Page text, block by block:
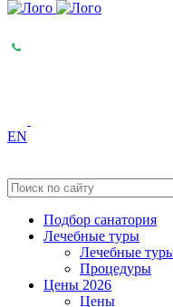
EN
Подбор санатория
Лечебные туры
Лечебные
Процедуры
Цены 2026
Цены